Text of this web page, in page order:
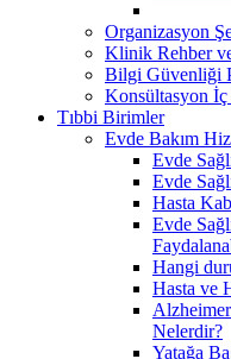
Organizasyon
Klinik Rehber
Bilgi Güvenliği
Konsültasyon İç
Tıbbi Birimler
Evde Bakım
Evde
Evde
Hasta
Evde
Hangi
Hasta ve
Nelerdir?
Yatağa